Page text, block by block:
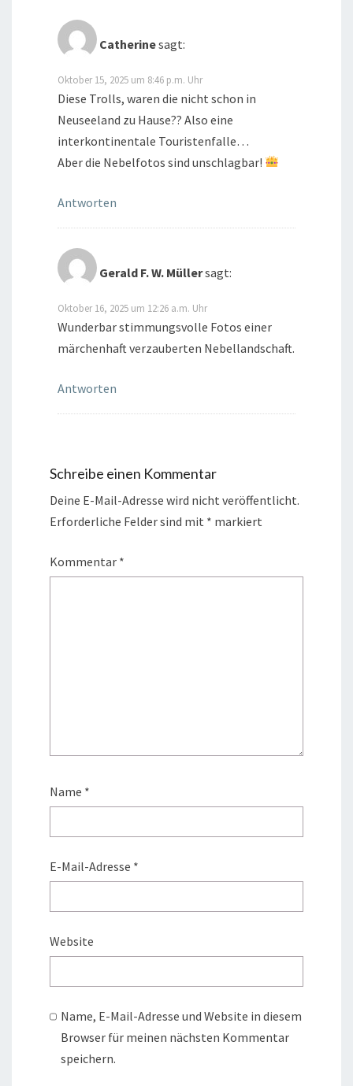
Catherinesagt:
Oktober 15, 2025 um 8:46 p.m. Uhr
Diese Trolls, waren die nicht schon in
Neuseeland zu Hause?? Also eine
interkontinentale Touristenfalle…
Aber die Nebelfotos sind unschlagbar!
Antworten
Gerald F. W. Müllersagt:
Oktober 16, 2025 um 12:26 a.m. Uhr
Wunderbar stimmungsvolle Fotos einer
märchenhaft verzauberten Nebellandschaft.
Antworten
Schreibe einen Kommentar
Deine E-Mail-Adresse wird nicht veröffentlicht.
Erforderliche Felder sind mit * markiert
Kommentar *
Name *
E-Mail-Adresse *
Website
Name, E-Mail-Adresse und Website in diesem
Browser für meinen nächsten Kommentar
speichern.